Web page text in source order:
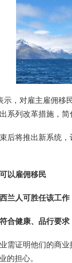
，对雇主雇佣移
系列改革措施，
后将推出新系统
以雇佣移民
兰人可胜任该工作
合健康、品行要求
需证明他们的商
的担心。